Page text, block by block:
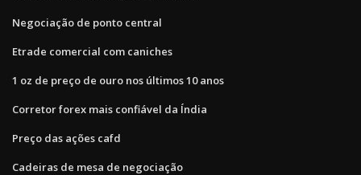
Negociação de ponto central
Etrade comercial com caniches
1 oz de preço de ouro nos últimos 10 anos
Corretor forex mais confiável da Índia
Preço das ações cafd
Cadeiras de mesa de negociação